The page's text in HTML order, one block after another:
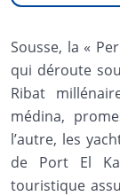
Sousse, la «
qui déroute
Ribat
médina,
l’autre, les
de Port El
touristique